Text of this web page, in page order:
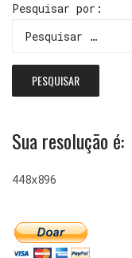
Pesquisar por:
Sua resolução é:
448x896